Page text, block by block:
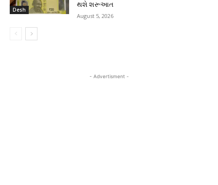
Desh
થશે શરૂઆત
August 5, 2026
- Advertisment -